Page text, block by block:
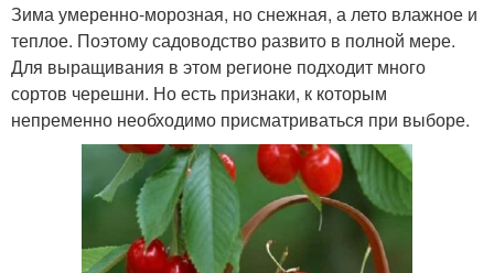
Зима умеренно-морозная, но снежная, а лето влажное и
теплое. Поэтому садоводство развито в полной мере.
Для выращивания в этом регионе подходит много
сортов черешни. Но есть признаки, к которым
непременно необходимо присматриваться при выборе.